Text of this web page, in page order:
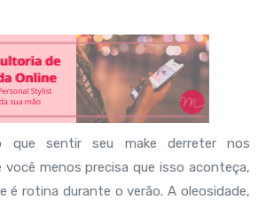
que sentir seu make derreter nos
menos precisa que isso aconteça,
é rotina durante o verão. A oleosidade,